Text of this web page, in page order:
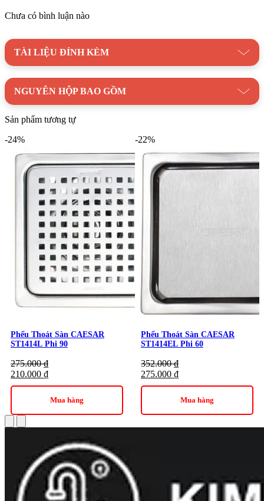
Chưa có bình luận nào
TÀI LIỆU ĐÍNH KÈM
NGUYÊN HỘP BAO GỒM
Sản phẩm tương tự
-24%
Phểu Thoát Sàn CAESAR
ST1414L Phi 90
275.000₫
210.000 ₫
Mua hàng
-22%
Phểu Thoát Sàn CAESAR
ST1414EL Phi 60
352.000₫
275.000 ₫
Mua hàng